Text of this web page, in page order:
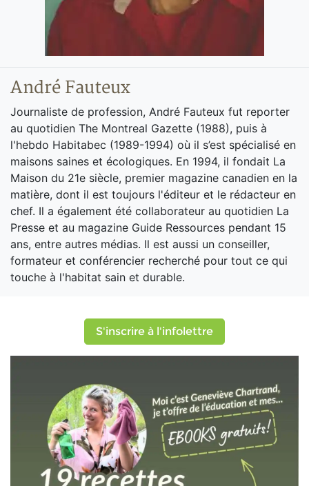
André Fauteux
Journaliste de profession, André Fauteux fut reporter
au quotidien The Montreal Gazette (1988), puis à
l'hebdo Habitabec (1989-1994) où il s’est spécialisé en
maisons saines et écologiques. En 1994, il fondait La
Maison du 21e siècle, premier magazine canadien en la
matière, dont il est toujours l'éditeur et le rédacteur en
chef. Il a également été collaborateur au quotidien La
Presse et au magazine Guide Ressources pendant 15
ans, entre autres médias. Il est aussi un conseiller,
formateur et conférencier recherché pour tout ce qui
touche à l'habitat sain et durable.
S'inscrire à l'infolettre